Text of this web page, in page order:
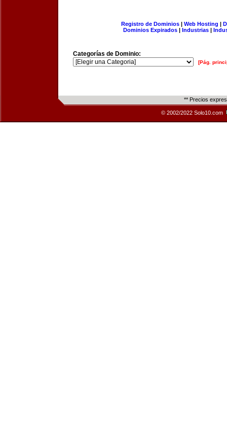
Registro de Dominios| Web Hosting |
Dominios Expirados | Industrias |
Categorías de Dominio:
[Pág.
** Precios
© 2002/2022 Solo10.com